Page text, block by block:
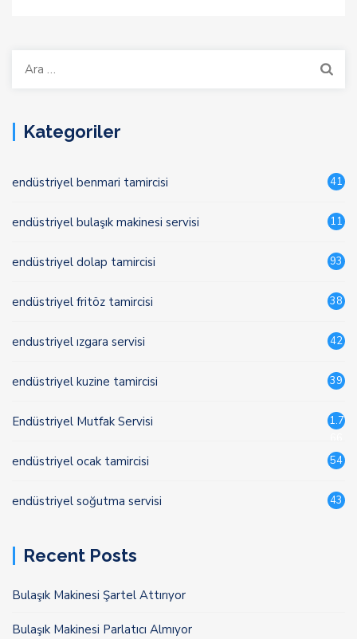
Arama:
Kategoriler
endüstriyel benmari tamircisi 41
endüstriyel bulaşık makinesi servisi 11
endüstriyel dolap tamircisi 93
endüstriyel fritöz tamircisi 38
endustriyel ızgara servisi 42
endüstriyel kuzine tamircisi 39
Endüstriyel Mutfak Servisi
1.7
endüstriyel ocak tamircisi 54
endüstriyel soğutma servisi 43
Recent Posts
Bulaşık Makinesi Şartel Attırıyor
Bulaşık Makinesi Parlatıcı Almıyor